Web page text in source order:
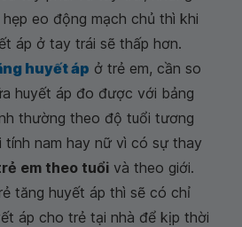
eo động mạch chủ thì khi
áp ở tay trái sẽ thấp hơn.
huyết áp ở trẻ em, cần so
huyết áp đo được với bảng
thường theo độ tuổi tương
tính nam hay nữ vì có sự thay
em theo tuổi và theo giới.
tăng huyết áp thì sẽ có chỉ
áp cho trẻ tại nhà để kịp thời